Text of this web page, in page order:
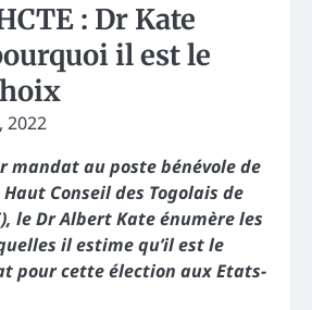
: Dr Kate
il est le
2022
mandat au poste bénévole de
Conseil des Togolais de
le Dr Albert Kate énumère les
il estime qu’il est le
pour cette élection aux Etats-